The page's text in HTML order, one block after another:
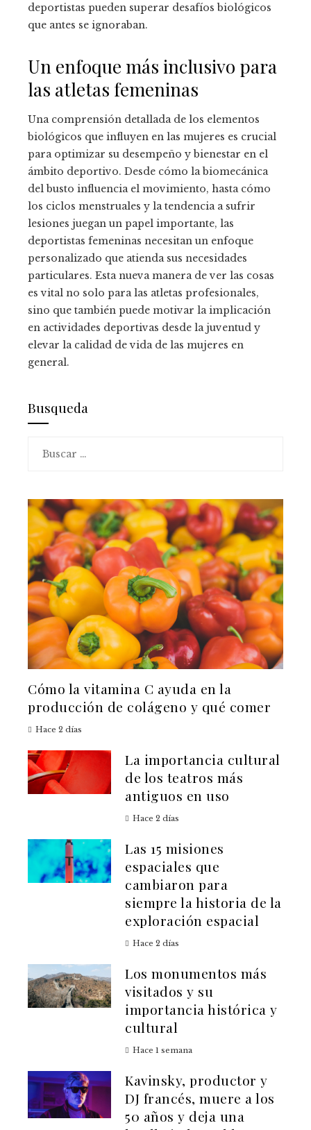
deportistas pueden superar desafíos biológicos
que antes se ignoraban.
Un enfoque más inclusivo para
las atletas femeninas
Una comprensión detallada de los elementos
biológicos que influyen en las mujeres es crucial
para optimizar su desempeño y bienestar en el
ámbito deportivo. Desde cómo la biomecánica
del busto influencia el movimiento, hasta cómo
los ciclos menstruales y la tendencia a sufrir
lesiones juegan un papel importante, las
deportistas femeninas necesitan un enfoque
personalizado que atienda sus necesidades
particulares. Esta nueva manera de ver las cosas
es vital no solo para las atletas profesionales,
sino que también puede motivar la implicación
en actividades deportivas desde la juventud y
elevar la calidad de vida de las mujeres en
general.
Busqueda
Cómo la vitamina C ayuda en la
producción de colágeno y qué comer
Hace 2 días
La importancia cultural
de los teatros más
antiguos en uso
Hace 2 días
Las 15 misiones
espaciales que
cambiaron para
siempre la historia de la
exploración espacial
Hace 2 días
Los monumentos más
visitados y su
importancia histórica y
cultural
Hace 1 semana
Kavinsky, productor y
DJ francés, muere a los
50 años y deja una